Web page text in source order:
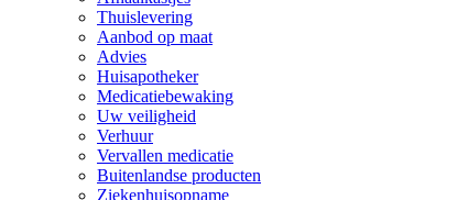
Thuislevering
Aanbod op maat
Advies
Huisapotheker
Medicatiebewaking
Uw veiligheid
Verhuur
Vervallen medicatie
Buitenlandse producten
Ziekenhuisopname